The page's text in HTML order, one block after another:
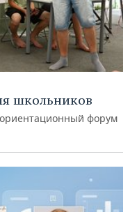
школьников
форум